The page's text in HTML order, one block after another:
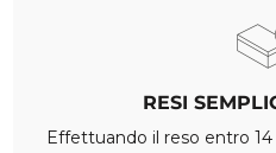
RESI
Effettuando il reso entro